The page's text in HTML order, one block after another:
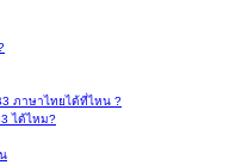
ภาษาไทยได้ที่ไหน ?
ได้ไหม?